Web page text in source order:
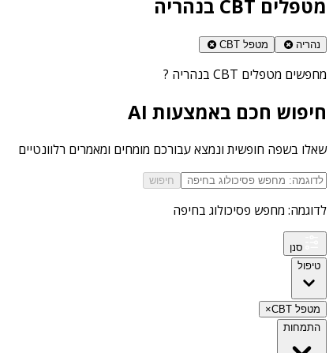
מטפלים CBT בנהריה
נהריה מטפל CBT
מחפשים מטפלים CBT בנהריה ?
חיפוש חכם באמצעות AI
שאלו בשפה חופשית ונמצא עבורכם מומחים ומאמרים רלוונטיים
חיפוש
לדוגמה: מחפש פסיכולוג בחיפה
סנן
טיפול
מטפל CBT
×
התמחות